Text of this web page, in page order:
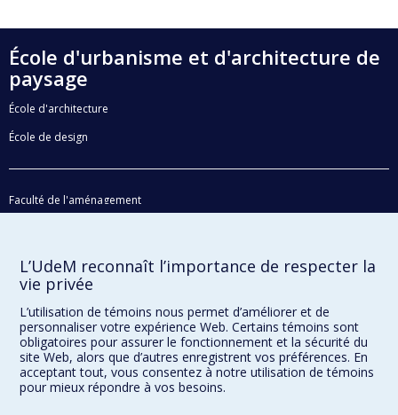
École d'urbanisme et d'architecture de
paysage
École d'architecture
École de design
Faculté de l'aménagement
Accessibilité
Confidentialité
Conditions d’utilisation
Paramètres des témoins
Université de
L’UdeM reconnaît l’importance de respecter la
vie privée
L’utilisation de témoins nous permet d’améliorer et de
personnaliser votre expérience Web. Certains témoins sont
obligatoires pour assurer le fonctionnement et la sécurité du
site Web, alors que d’autres enregistrent vos préférences. En
acceptant tout, vous consentez à notre utilisation de témoins
pour mieux répondre à vos besoins.